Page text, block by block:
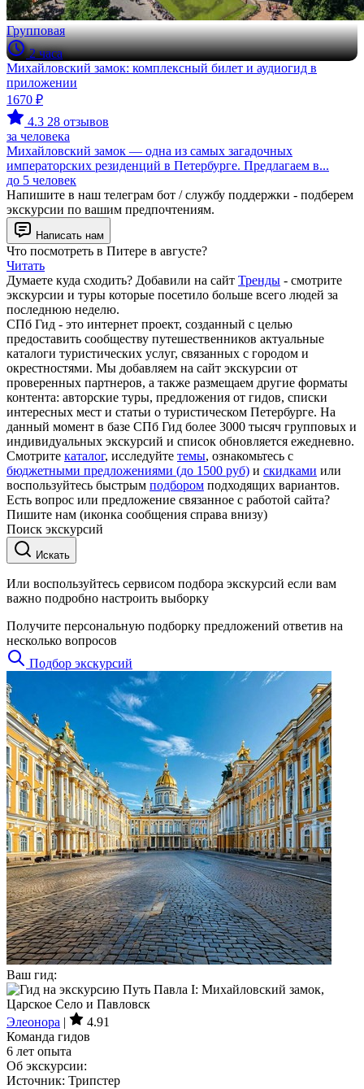
Групповая
2 часа
Михайловский замок: комплексный билет и аудиогид в
приложении
1670 ₽
4.3 28 отзывов
за человека
Михайловский замок — одна из самых загадочных
императорских резиденций в Петербурге. Предлагаем в...
до 5 человек
Напишите в наш телеграм бот / службу поддержки - подберем
экскурсии по вашим предпочтениям.
Написать нам
Что посмотреть в Питере в августе?
Читать
Думаете куда сходить? Добавили на сайт Тренды - смотрите
экскурсии и туры которые посетило больше всего людей за
последнюю неделю.
СПб Гид - это интернет проект, созданный с целью
предоставить сообществу путешественников актуальные
каталоги туристических услуг, связанных с городом и
окрестностями. Мы добавляем на сайт экскурсии от
проверенных партнеров, а также размещаем другие форматы
контента: авторские туры, предложения от гидов, списки
интересных мест и статьи о туристическом Петербурге. На
данный момент в базе СПб Гид более 3000 тысяч групповых и
индивидуальных экскурсий и список обновляется ежедневно.
Смотрите каталог, исследуйте темы, ознакомьтесь с
бюджетными предложениями (до 1500 руб) и скидками или
воспользуйтесь быстрым подбором подходящих вариантов.
Есть вопрос или предложение связанное с работой сайта?
Пишите нам (иконка сообщения справа внизу)
Поиск экскурсий
Искать
Или воспользуйтесь сервисом подбора экскурсий если вам
важно подробно настроить выборку
Получите персональную подборку предложений ответив на
несколько вопросов
Подбор экскурсий
Ваш гид:
Элеонора |
4.91
Команда гидов
6 лет опыта
Об экскурсии:
Источник: Трипстер